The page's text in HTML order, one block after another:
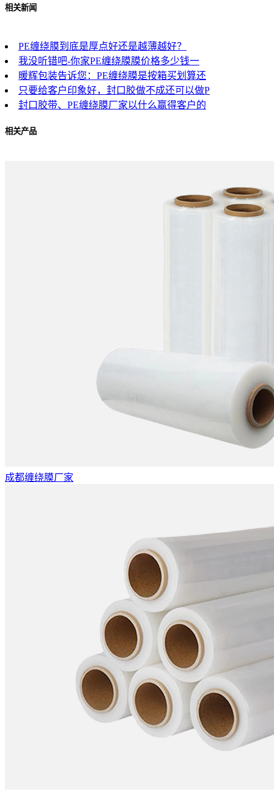
相关新闻
PE缠绕膜到底是厚点好还是越薄越好？
我没听错吧-你家PE缠绕膜膜价格多少钱一
暖辉包装告诉您：PE缠绕膜是按箱买划算还
只要给客户印象好，封口胶做不成还可以做P
封口胶带、PE缠绕膜厂家以什么赢得客户的
相关产品
成都缠绕膜厂家